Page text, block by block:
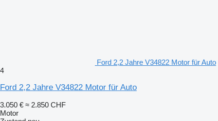
Ford 2,2 Jahre V34822 Motor für Auto
4
Ford 2,2 Jahre V34822 Motor für Auto
3.050 € ≈ 2.850 CHF
Motor